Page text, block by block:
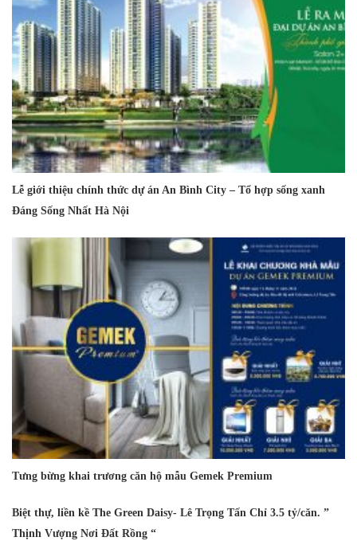
Lễ giới thiệu chính thức dự án An Bình City – Tổ hợp sống xanh
Đáng Sống Nhất Hà Nội
Tưng bừng khai trương căn hộ mẫu Gemek Premium
Biệt thự, liền kề The Green Daisy- Lê Trọng Tấn Chỉ 3.5 tỷ/căn. ”
Thịnh Vượng Nơi Đất Rồng “